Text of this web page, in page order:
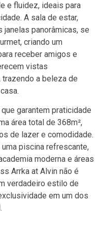
e fluidez, ideais para
A sala de estar,
janelas panorâmicas, se
criando um
receber amigos e
vistas
a beleza de
garantem praticidade
área total de 368m²,
de lazer e comodidade.
piscina refrescante,
moderna e áreas
Arrka at Alvin não é
verdadeiro estilo de
em um dos